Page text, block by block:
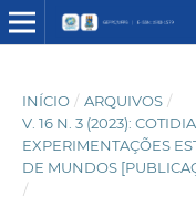
INÍCIO / ARQUIVOS /
V. 16 N. 3 (2023):
EXPERIMENTAÇÕES
DE MUNDOS
/